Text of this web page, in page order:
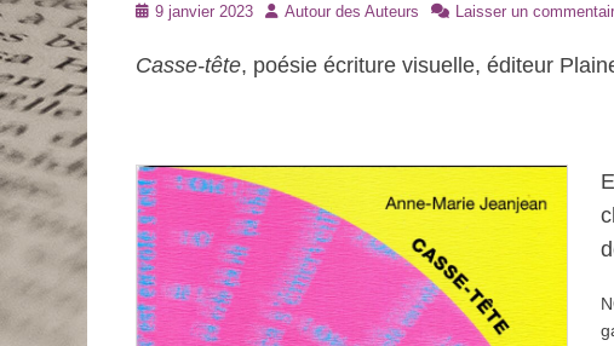
Posté9 janvier 2023 Auteur
Autour des Auteurs Laisser un
Casse-tête, poésie écriture visuelle, éditeur